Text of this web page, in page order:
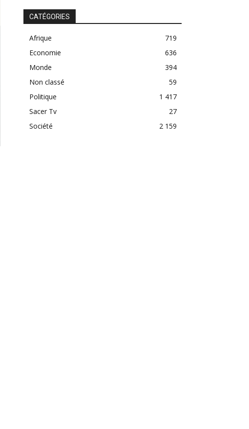
CATÉGORIES
Afrique
719
Economie
636
Monde
394
Non classé
59
Politique
1 417
Sacer Tv
27
Société
2 159